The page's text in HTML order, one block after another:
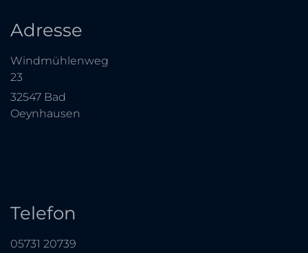
Adresse
Windmühlenweg
23
32547 Bad
Oeynhausen
Telefon
05731 20739